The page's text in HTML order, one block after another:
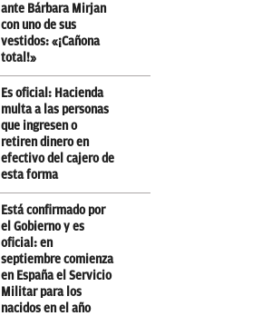
ante Bárbara Mirjan
con uno de sus
vestidos: «¡Cañona
total!»
Es oficial: Hacienda
multa a las personas
que ingresen o
retiren dinero en
efectivo del cajero de
esta forma
Está confirmado por
el Gobierno y es
oficial: en
septiembre comienza
en España el Servicio
Militar para los
nacidos en el año